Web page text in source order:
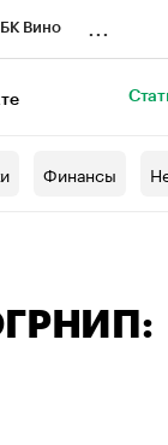
Вино
Финансы